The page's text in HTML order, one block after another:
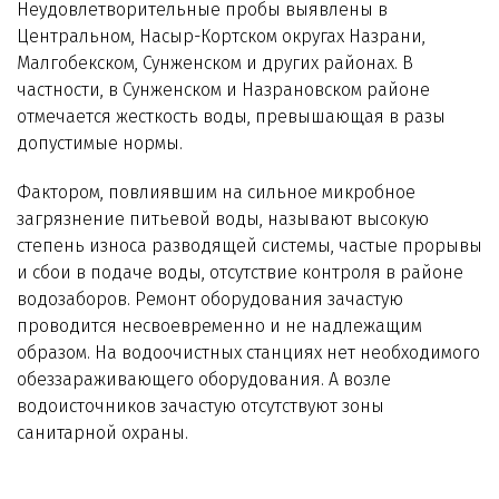
Неудовлетворительные пробы выявлены в
Центральном, Насыр-Кортском округах Назрани,
Малгобекском, Сунженском и других районах. В
частности, в Сунженском и Назрановском районе
отмечается жесткость воды, превышающая в разы
допустимые нормы.
Фактором, повлиявшим на сильное микробное
загрязнение питьевой воды, называют высокую
степень износа разводящей системы, частые прорывы
и сбои в подаче воды, отсутствие контроля в районе
водозаборов. Ремонт оборудования зачастую
проводится несвоевременно и не надлежащим
образом. На водоочистных станциях нет необходимого
обеззараживающего оборудования. А возле
водоисточников зачастую отсутствуют зоны
санитарной охраны.